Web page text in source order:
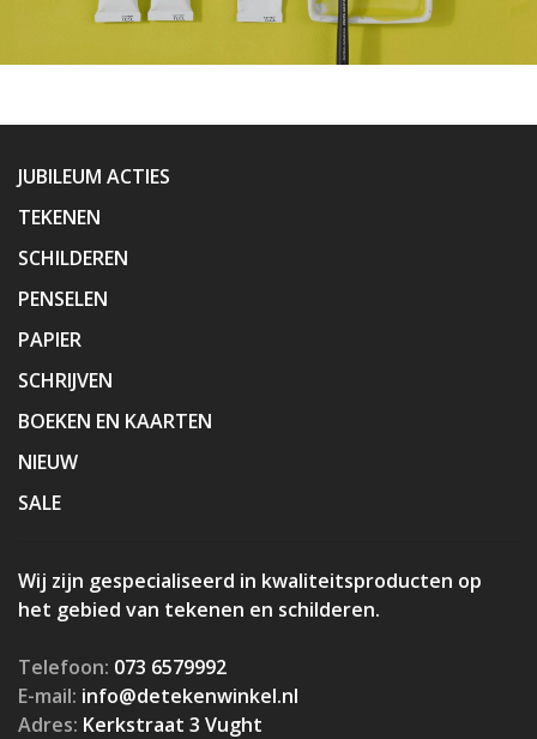
JUBILEUM ACTIES
TEKENEN
SCHILDEREN
PENSELEN
PAPIER
SCHRIJVEN
BOEKEN EN KAARTEN
NIEUW
SALE
Wij zijn gespecialiseerd in kwaliteitsproducten op
het gebied van tekenen en schilderen.
Telefoon: 073 6579992
E-mail: info@detekenwinkel.nl
Adres: Kerkstraat 3 Vught